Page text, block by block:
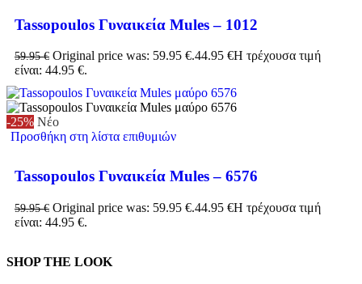
Tassopoulos Γυναικεία Mules – 1012
59.95€ Original price was: 59.95 €.44.95 €Η τρέχουσα τιμή
είναι: 44.95 €.
-25% Νέο
Προσθήκη στη λίστα επιθυμιών
Tassopoulos Γυναικεία Mules – 6576
59.95€ Original price was: 59.95 €.44.95 €Η τρέχουσα τιμή
είναι: 44.95 €.
SHOP THE LOOK